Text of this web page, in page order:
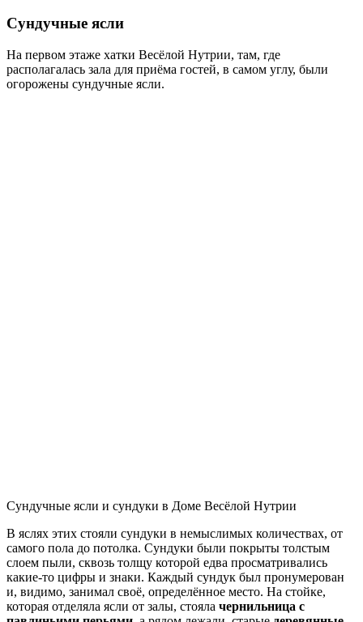
Сундучные ясли
На первом этаже хатки Весёлой Нутрии, там, где
располагалась зала для приёма гостей, в самом углу, были
огорожены сундучные ясли.
Сундучные ясли и сундуки в Доме Весёлой Нутрии
В яслях этих стояли сундуки в немыслимых количествах, от
самого пола до потолка. Сундуки были покрыты толстым
слоем пыли, сквозь толщу которой едва просматривались
какие-то цифры и знаки. Каждый сундук был пронумерован
и, видимо, занимал своё, определённое место. На стойке,
которая отделяла ясли от залы, стояла чернильница с